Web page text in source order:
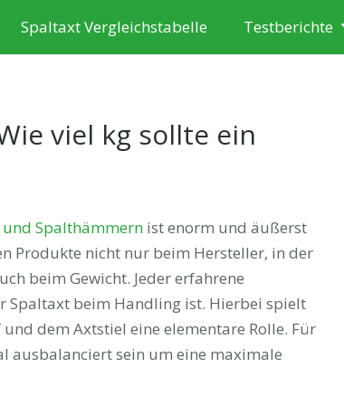
Spaltaxt Vergleichstabelle Testberichte
viel kg sollte ein
Spalthämmernist enorm und äußerst
Produkte nicht nur beim Hersteller, in der
beim Gewicht. Jeder erfahrene
Spaltaxt beim Handling ist. Hierbei spielt
dem Axtstiel eine elementare Rolle. Für
ausbalanciert sein um eine maximale